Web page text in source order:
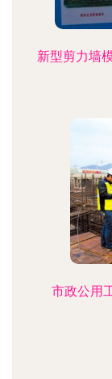
新型剪力墙
市政公用